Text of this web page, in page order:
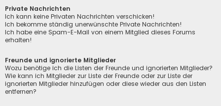
Private Nachrichten
Ich kann keine Privaten Nachrichten verschicken!
Ich bekomme ständig unerwünschte Private Nachrichten!
Ich habe eine Spam-E-Mail von einem Mitglied dieses Forums
erhalten!
Freunde und ignorierte Mitglieder
Wozu benötige ich die Listen der Freunde und ignorierten Mitglieder?
Wie kann ich Mitglieder zur Liste der Freunde oder zur Liste der
ignorierten Mitglieder hinzufügen oder diese wieder aus den Listen
entfernen?